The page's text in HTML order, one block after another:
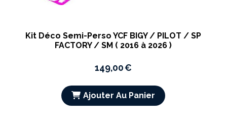
Kit Déco Semi-Perso YCF BIGY / PILOT / SP
FACTORY / SM ( 2016 à 2026 )
149,00€
Ajouter Au Panier